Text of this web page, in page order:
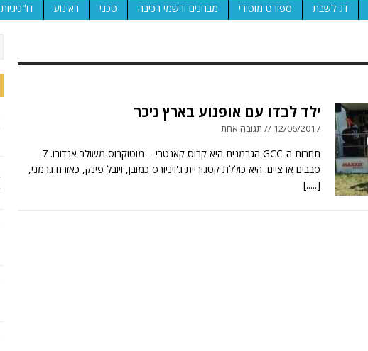
דג לשבת ספורט מוטורי מבחנים ורשמי רכיבה טכני ראינוע דו"גיגיות
ילד לבדו עם אופנוע בארץ ניכר
12/06/2017 // תגובה אחת
תחרות ה-GCC הגרמנית היא קרוס קאנטרי – מוטוקרוס משולב אנדורו. 7
סבבים ארציים. היא כוללת קטגוריית ג'ויניורס כמובן, ויובל פינק, כאזרח גרמני,
[.....]